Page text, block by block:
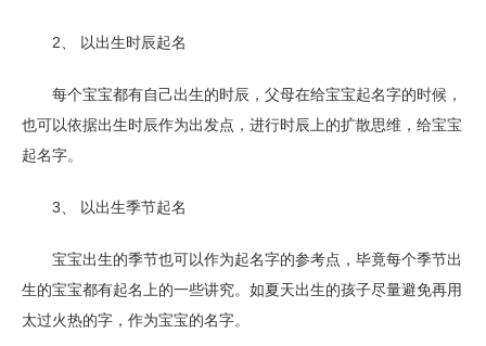
2、 以出生时辰起名
每个宝宝都有自己出生的时辰，父母在给宝宝起名字的时候，
也可以依据出生时辰作为出发点，进行时辰上的扩散思维，给宝宝
起名字。
3、 以出生季节起名
宝宝出生的季节也可以作为起名字的参考点，毕竟每个季节出
生的宝宝都有起名上的一些讲究。如夏天出生的孩子尽量避免再用
太过火热的字，作为宝宝的名字。